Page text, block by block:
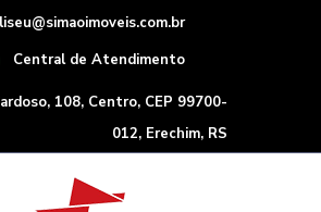
Central de Atendimento
108, Centro, CEP 99700-
012, Erechim, RS